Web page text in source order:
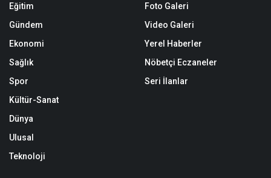
Eğitim
Gündem
Ekonomi
Sağlık
Spor
Kültür-Sanat
Dünya
Ulusal
Teknoloji
Foto Galeri
Video Galeri
Yerel Haberler
Nöbetçi Eczaneler
Seri İlanlar